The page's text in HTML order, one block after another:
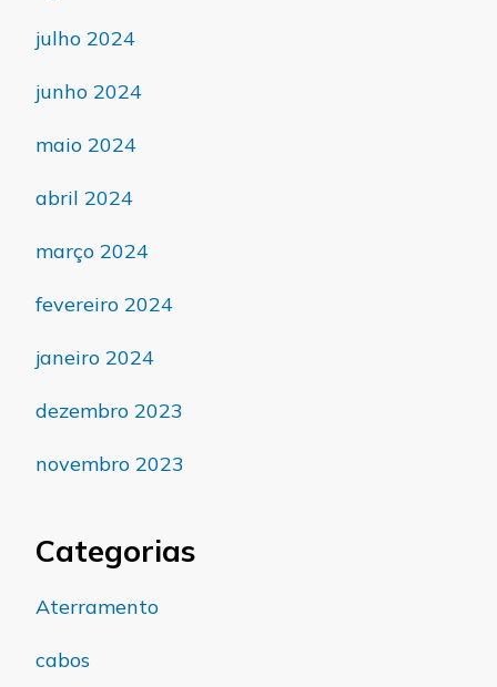
julho 2024
junho 2024
maio 2024
abril 2024
março 2024
fevereiro 2024
janeiro 2024
dezembro 2023
novembro 2023
Categorias
Aterramento
cabos